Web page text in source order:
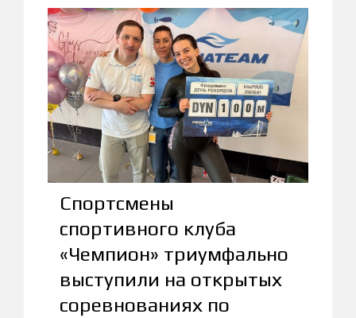
Спортсмены
спортивного клуба
«Чемпион» триумфально
выступили на открытых
соревнованиях по